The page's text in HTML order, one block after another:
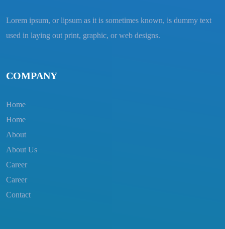
Lorem ipsum, or lipsum as it is sometimes known, is dummy text
used in laying out print, graphic, or web designs.
COMPANY
Home
Home
About
About Us
Career
Career
Contact